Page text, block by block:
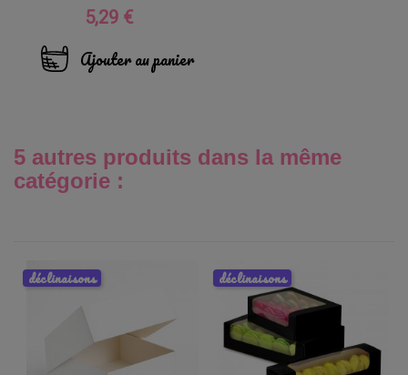
Prix
5,29 €
Ajouter au panier
5 autres produits dans la même
catégorie :
déclinaisons déclinaisons